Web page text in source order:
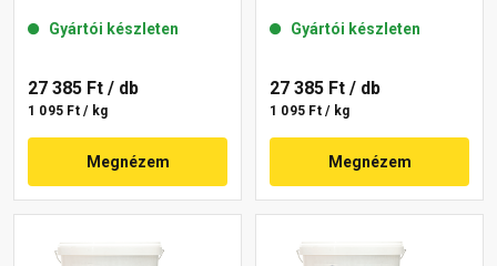
13-D 25 kg
Gyártói készleten
27 385 Ft / db
1 095 Ft / kg
Megnézem
Gyártói készleten
27 385 Ft / db
1 095 Ft / kg
Megnézem